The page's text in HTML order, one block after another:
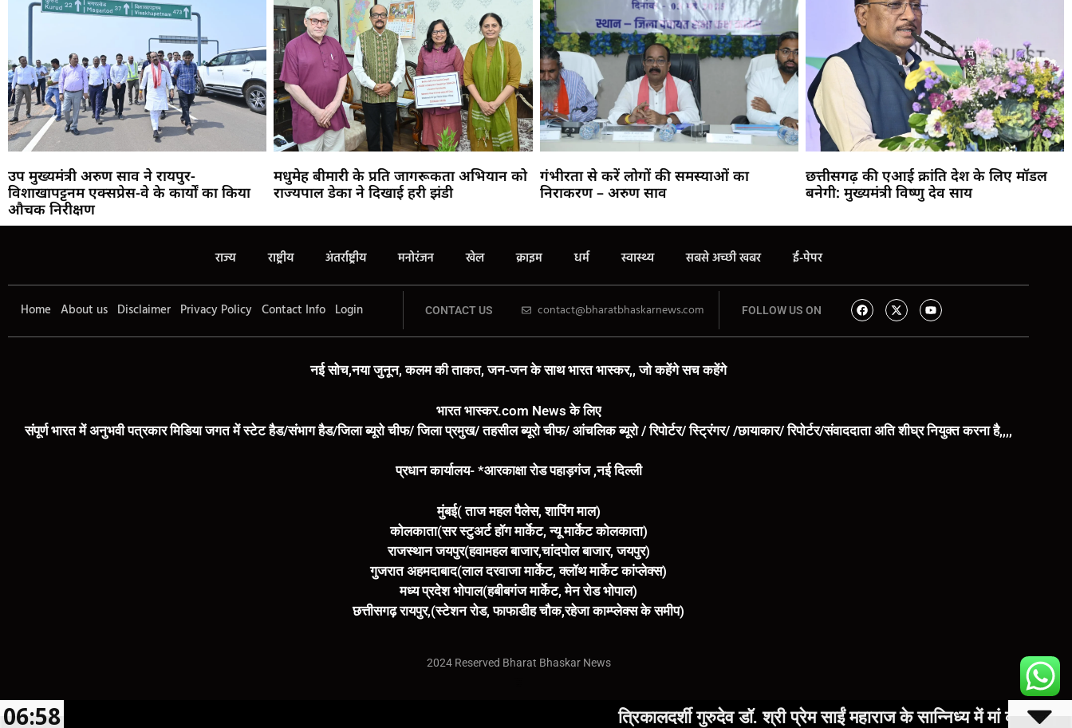
उप मुख्यमंत्री अरुण साव ने रायपुर-
विशाखापट्टनम एक्सप्रेस-वे के कार्यों का किया
औचक निरीक्षण
मधुमेह बीमारी के प्रति जागरूकता अभियान को
राज्यपाल डेका ने दिखाई हरी झंडी
गंभीरता से करें लोगों की समस्याओं का
निराकरण – अरुण साव
छत्तीसगढ़ की एआई क्रांति देश के लिए मॉडल
बनेगी: मुख्यमंत्री विष्णु देव साय
राज्य राष्ट्रीय अंतर्राष्ट्रीय मनोरंजन खेल क्राइम धर्म स्वास्थ्य सबसे अच्छी खबर ई-पेपर
Home About us Disclaimer Privacy Policy Contact Info Login CONTACT US contact@bharatbhaskarnews.com FOLLOW US ON
नई सोच,नया जुनून, कलम की ताकत, जन-जन के साथ भारत भास्कर,, जो कहेंगे सच कहेंगे
भारत भास्कर.com News के लिए
संपूर्ण भारत में अनुभवी पत्रकार मिडिया जगत में स्टेट हैड/संभाग हैड/जिला ब्यूरो चीफ/ जिला प्रमुख/ तहसील ब्यूरो चीफ/ आंचलिक ब्यूरो / रिपोर्टर/ स्ट्रिंगर/ /छायाकार/ रिपोर्टर/संवाददाता अति शीघ्र नियुक्त करना है,,,,
प्रधान कार्यालय- *आरकाक्षा रोड पहाड़गंज ,नई दिल्ली
मुंबई( ताज महल पैलेस, शापिंग माल)
कोलकाता(सर स्टुअर्ट हॉग मार्केट, न्यू मार्केट कोलकाता)
राजस्थान जयपुर(हवामहल बाजार,चांदपोल बाजार, जयपुर)
गुजरात अहमदाबाद(लाल दरवाजा मार्केट, क्लॉथ मार्केट कांप्लेक्स)
मध्य प्रदेश भोपाल(हबीबगंज मार्केट, मेन रोड भोपाल)
छत्तीसगढ़ रायपुर,(स्टेशन रोड, फाफाडीह चौक,रहेजा काम्प्लेक्स के समीप)
2024 Reserved Bharat Bhaskar News
त्रिकालदर्शी गुरुदेव डॉ. श्री प्रेम साईं महाराज के सान्निध्य में मां कामाख्या धाम में
06:58